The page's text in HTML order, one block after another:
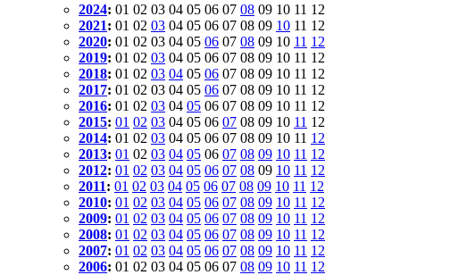
2024: 01 02 03 04 05 06 07 08 09 10 11 12
2021: 01 02 03 04 05 06 07 08 09 10 11 12
2020: 01 02 03 04 05 06 07 08 09 10 11 12
2019: 01 02 03 04 05 06 07 08 09 10 11 12
2018: 01 02 03 04 05 06 07 08 09 10 11 12
2017: 01 02 03 04 05 06 07 08 09 10 11 12
2016: 01 02 03 04 05 06 07 08 09 10 11 12
2015: 01 02 03 04 05 06 07 08 09 10 11 12
2014: 01 02 03 04 05 06 07 08 09 10 11 12
2013: 01 02 03 04 05 06 07 08 09 10 11 12
2012: 01 02 03 04 05 06 07 08 09 10 11 12
2011: 01 02 03 04 05 06 07 08 09 10 11 12
2010: 01 02 03 04 05 06 07 08 09 10 11 12
2009: 01 02 03 04 05 06 07 08 09 10 11 12
2008: 01 02 03 04 05 06 07 08 09 10 11 12
2007: 01 02 03 04 05 06 07 08 09 10 11 12
2006: 01 02 03 04 05 06 07 08 09 10 11 12